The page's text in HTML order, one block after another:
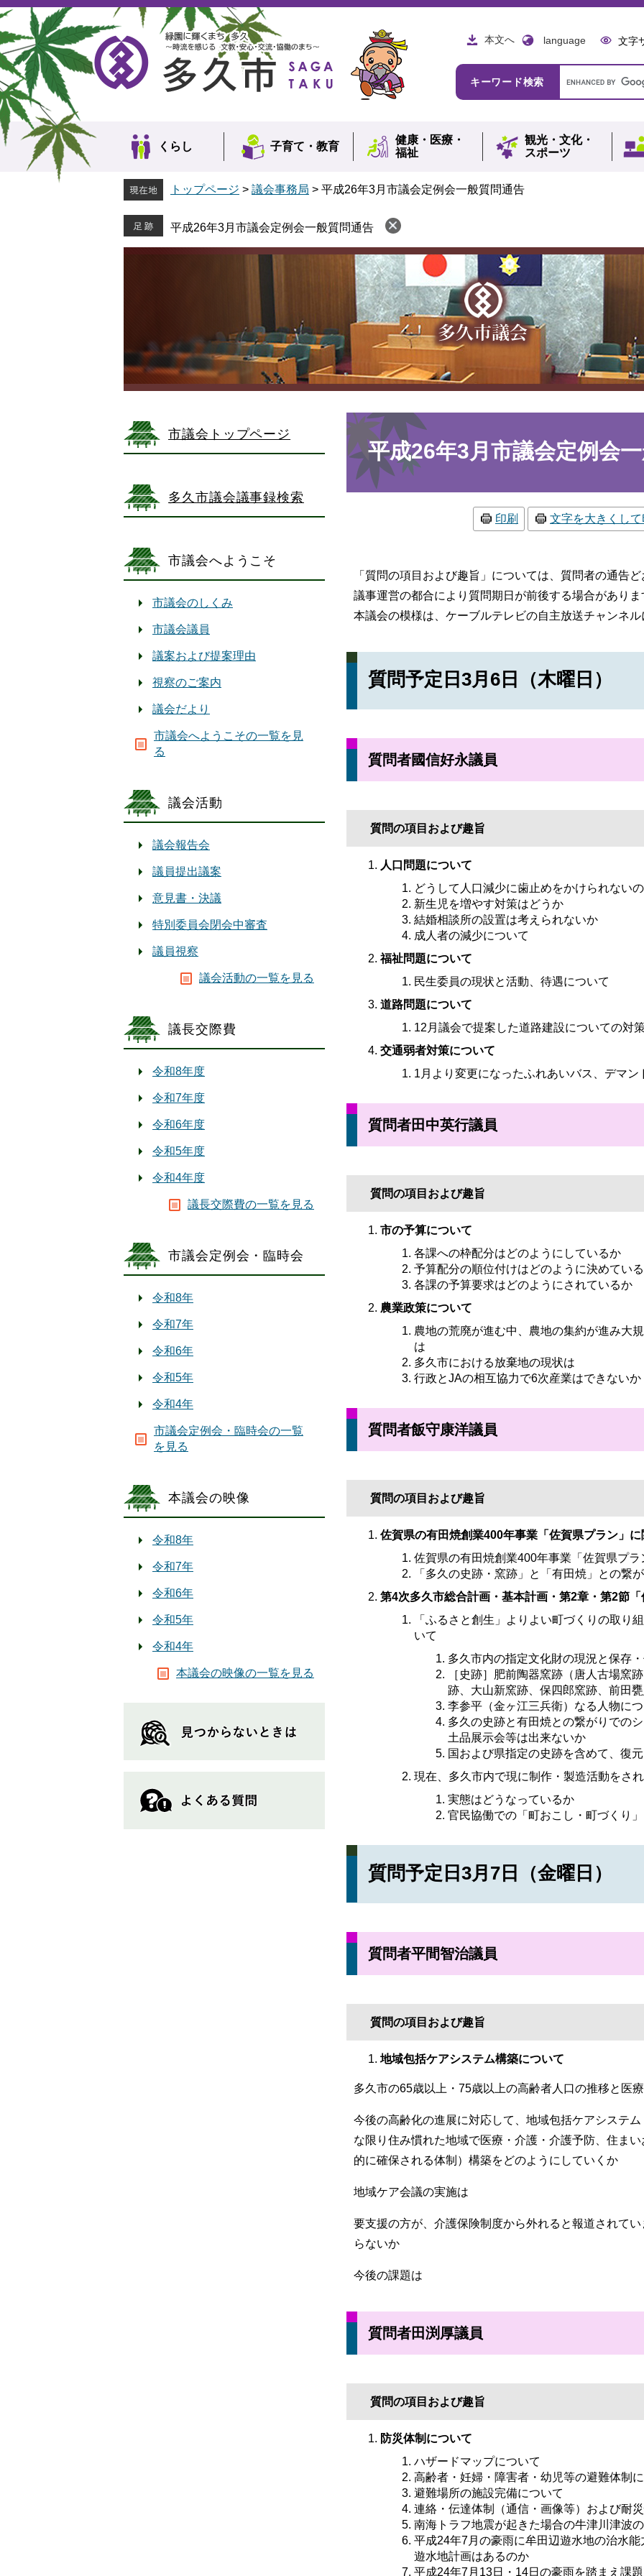
ペ
ー
ジ
の
先
頭
で
す。
メ
ニ
ュ
ー
を
飛
ば
し
て
本
本文へ language 文字
キーワード検索
カ
ス
検
索
くらし 子育て・ 教育
健康・ 医療・
福祉
観光・ 文化・
スポーツ
トップページ > 議会事務局 > 平成26年3月市議会定例会一般質問通告
平成26年3月市議会定例会一般質問通告
市議会トップページ
多久市議会議事録検索
市議会へようこそ
市議会のしくみ
市議会議員
議案および提案理由
視察のご案内
議会だより
市議会へようこその一覧を見
る
議会活動
議会報告会
議員提出議案
意見書・決議
特別委員会閉会中審査
議員視察
議会活動の一覧を見る
議長交際費
令和8年度
令和7年度
令和6年度
令和5年度
令和4年度
議長交際費の一覧を見る
市議会定例会・臨時会
令和8年
令和7年
令和6年
令和5年
令和4年
市議会定例会・臨時会の一覧
を見る
本議会の映像
令和8年
令和7年
令和6年
令和5年
令和4年
本議会の映像の一覧を見る
本
文
平成26年3月市議会定例会
印刷 文字を大きくし
「質問の項目および趣旨」については、質問者の通告
議事運営の都合により質問期日が前後する場合がありま
本議会の模様は、ケーブルテレビの自主放送チャンネ
質問予定日3月6日（木曜日）
質問者國信好永議員
質問の項目および趣旨
人口問題について
どうして人口減少に歯止めをかけられない
新生児を増やす対策はどうか
結婚相談所の設置は考えられないか
成人者の減少について
福祉問題について
民生委員の現状と活動、待遇について
道路問題について
12月議会で提案した道路建設についての対
交通弱者対策について
1月より変更になったふれあいバス、デマ
質問者田中英行議員
質問の項目および趣旨
市の予算について
各課への枠配分はどのようにしているか
予算配分の順位付けはどのように決めてい
各課の予算要求はどのようにされているか
農業政策について
農地の荒廃が進む中、農地の集約が進み大
は
多久市における放棄地の現状は
行政とJAの相互協力で6次産業はできないか
質問者飯守康洋議員
質問の項目および趣旨
佐賀県の有田焼創業400年事業「佐賀県プラン」に
佐賀県の有田焼創業400年事業「佐賀県プ
「多久の史跡・窯跡」と「有田焼」との繋
第4次多久市総合計画・基本計画・第2章・第2節
「ふるさと創生」よりよい町づくりの取り
いて
多久市内の指定文化財の現況と保存
［史跡］肥前陶器窯跡（唐人古場窯
跡、大山新窯跡、保四郎窯跡、前田
李参平（金ヶ江三兵衛）なる人物に
多久の史跡と有田焼との繋がりでの
土品展示会等は出来ないか
国および県指定の史跡を含めて、復
現在、多久市内で現に制作・製造活動をさ
実態はどうなっているか
官民協働での「町おこし・町づくり
質問予定日3月7日（金曜日）
質問者平間智治議員
質問の項目および趣旨
地域包括ケアシステム構築について
多久市の65歳以上・75歳以上の高齢者人口の推移と医
今後の高齢化の進展に対応して、地域包括ケアシステ
な限り住み慣れた地域で医療・介護・介護予防、住ま
的に確保される体制）構築をどのようにしていくか
地域ケア会議の実施は
要支援の方が、介護保険制度から外れると報道されて
らないか
今後の課題は
質問者田渕厚議員
質問の項目および趣旨
防災体制について
ハザードマップについて
高齢者・妊婦・障害者・幼児等の避難体制
避難場所の施設完備について
連絡・伝達体制（通信・画像等）および耐
南海トラフ地震が起きた場合の牛津川津波
平成24年7月の豪雨に牟田辺遊水地の治水
遊水地計画はあるのか
平成24年7月13日・14日の豪雨を踏まえ課